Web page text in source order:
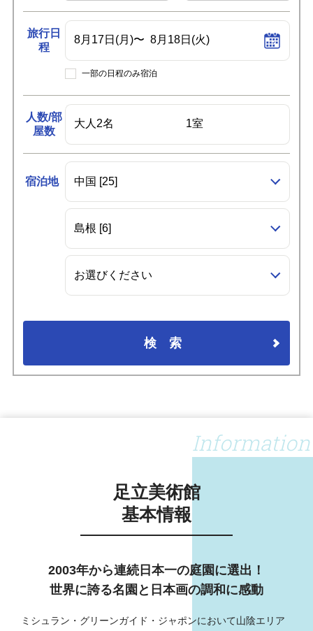
旅行日
程
一部の日程のみ宿泊
人数/部
屋数
宿泊地
検索
Information
足立美術館
基本情報
2003年から連続日本一の庭園に選出！
世界に誇る名園と日本画の調和に感動
ミシュラン・グリーンガイド・ジャポンにおいて山陰エリア